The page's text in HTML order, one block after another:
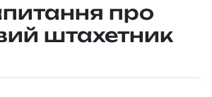
про
штахетник